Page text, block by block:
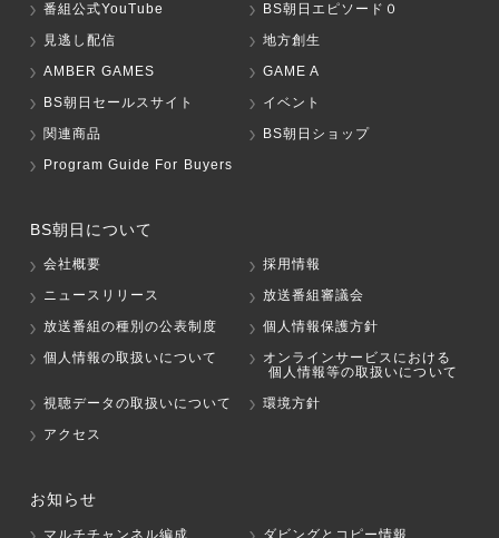
番組公式YouTube
BS朝日エピソード０
見逃し配信
地方創生
AMBER GAMES
GAME A
BS朝日セールスサイト
イベント
関連商品
BS朝日ショップ
Program Guide For Buyers
BS朝日について
会社概要
採用情報
ニュースリリース
放送番組審議会
放送番組の種別の公表制度
個人情報保護方針
個人情報の取扱いについて
オンラインサービスにおける
個人情報等の取扱いについて
視聴データの取扱いについて
環境方針
アクセス
お知らせ
マルチチャンネル編成 ダビングとコピー情報